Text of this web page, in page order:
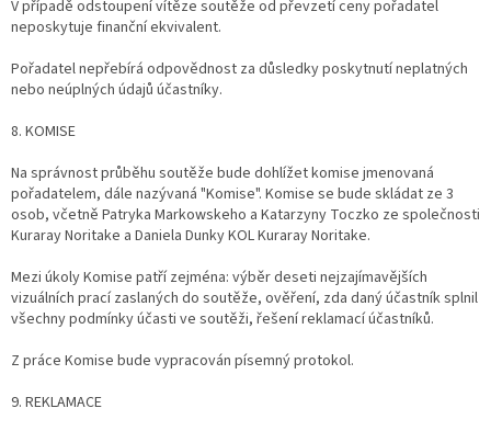
V případě odstoupení vítěze soutěže od převzetí ceny pořadatel
neposkytuje finanční ekvivalent.
Pořadatel nepřebírá odpovědnost za důsledky poskytnutí neplatných
nebo neúplných údajů účastníky.
8. KOMISE
Na správnost průběhu soutěže bude dohlížet komise jmenovaná
pořadatelem, dále nazývaná "Komise". Komise se bude skládat ze 3
osob, včetně Patryka Markowskeho a Katarzyny Toczko ze společnosti
Kuraray Noritake a Daniela Dunky KOL Kuraray Noritake.
Mezi úkoly Komise patří zejména: výběr deseti nejzajímavějších
vizuálních prací zaslaných do soutěže, ověření, zda daný účastník splnil
všechny podmínky účasti ve soutěži, řešení reklamací účastníků.
Z práce Komise bude vypracován písemný protokol.
9. REKLAMACE